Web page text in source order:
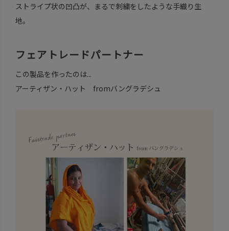
ストライプ状の凹凸が、まるで刺繍をしたような手織り生
地。
フェアトレードパートナー
この製品を作ったのは...
アーティザン・ハット fromバングラデシュ